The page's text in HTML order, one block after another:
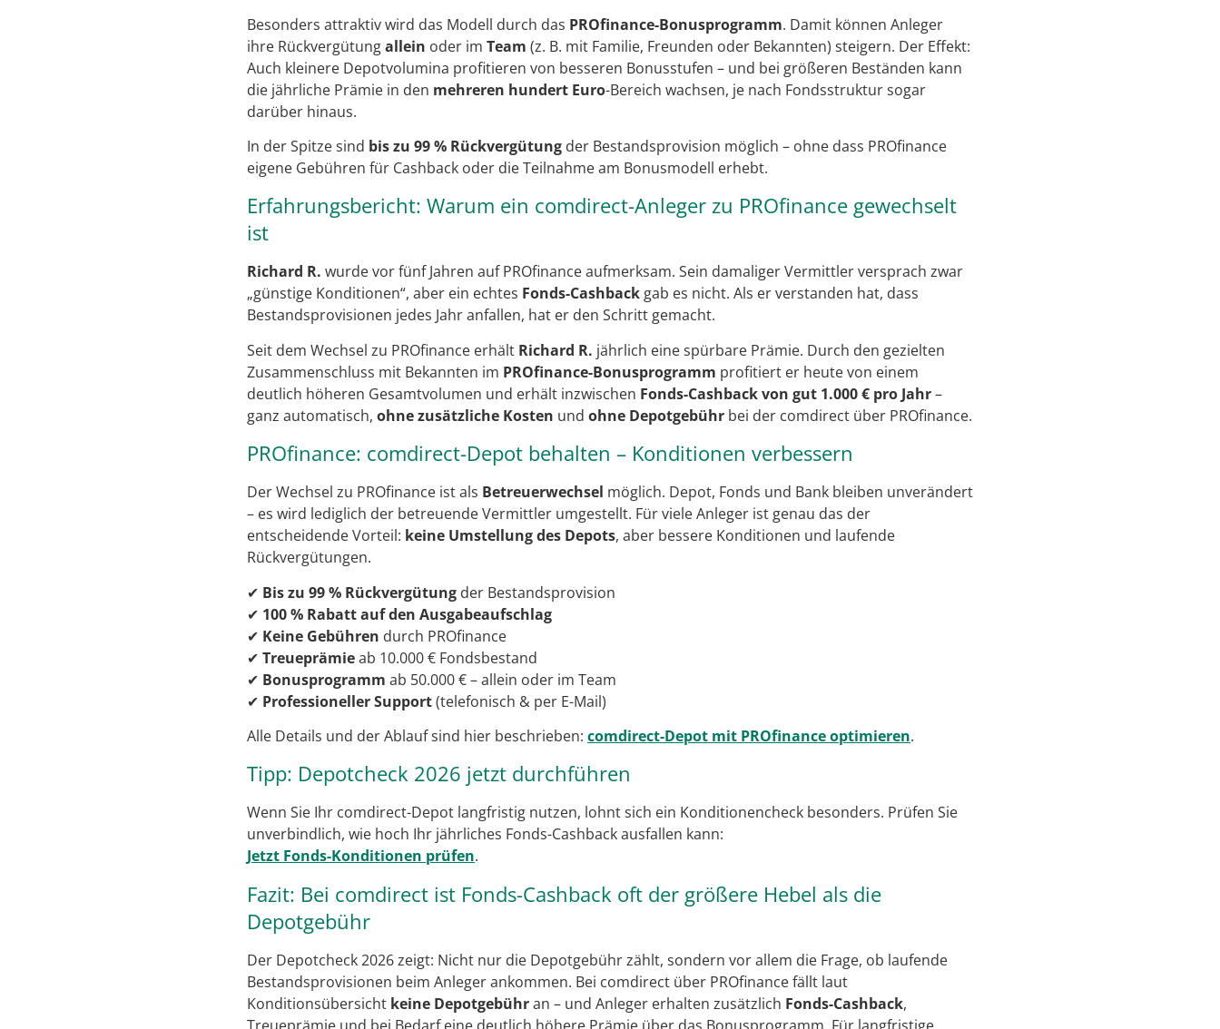
Besonders attraktiv wird das Modell durch das PROfinance-Bonusprogramm. Damit können Anleger
ihre Rückvergütungallein oder im Team (z. B. mit Familie, Freunden oder Bekannten) steigern. Der Effekt:
Auch kleinere Depotvolumina profitieren von besseren Bonusstufen – und bei größeren Beständen kann
die jährliche Prämie in den mehreren hundert Euro-Bereich wachsen, je nach Fondsstruktur sogar
darüber hinaus.
In der Spitze sind bis zu 99 % Rückvergütung der Bestandsprovision möglich – ohne dass PROfinance
eigene Gebühren für Cashback oder die Teilnahme am Bonusmodell erhebt.
Erfahrungsbericht: Warum ein comdirect-Anleger zu PROfinance gewechselt
ist
Richard R. wurde vor fünf Jahren auf PROfinance aufmerksam. Sein damaliger Vermittler versprach zwar
„günstige Konditionen“, aber ein echtes Fonds-Cashbackgab es nicht. Als er verstanden hat, dass
Bestandsprovisionen jedes Jahr anfallen, hat er den Schritt gemacht.
Seit dem Wechsel zu PROfinance erhält Richard R. jährlich eine spürbare Prämie. Durch den gezielten
Zusammenschluss mit Bekannten im PROfinance-Bonusprogramm profitiert er heute von einem
deutlich höheren Gesamtvolumen und erhält inzwischen Fonds-Cashback von gut 1.000 € pro Jahr–
ganz automatisch, ohne zusätzliche Kosten und ohne Depotgebühr bei der comdirect über PROfinance.
PROfinance: comdirect-Depot behalten – Konditionen verbessern
Der Wechsel zu PROfinance ist als Betreuerwechsel möglich. Depot, Fonds und Bank bleiben unverändert
– es wird lediglich der betreuende Vermittler umgestellt. Für viele Anleger ist genau das der
entscheidende Vorteil: keine Umstellung des Depots, aber bessere Konditionen und laufende
Rückvergütungen.
✔ Bis zu 99 % Rückvergütung der Bestandsprovision
✔ 100 % Rabatt auf den Ausgabeaufschlag
✔ Keine Gebühren durch PROfinance
✔ Treueprämieab 10.000 € Fondsbestand
✔ Bonusprogramm ab 50.000 € – allein oder im Team
✔ Professioneller Support(telefonisch & per E-Mail)
Alle Details und der Ablauf sind hier beschrieben: comdirect-Depot mit PROfinance optimieren.
Tipp: Depotcheck 2026 jetzt durchführen
Wenn Sie Ihr comdirect-Depot langfristig nutzen, lohnt sich ein Konditionencheck besonders. Prüfen Sie
unverbindlich, wie hoch Ihr jährliches Fonds-Cashback ausfallen kann:
Jetzt Fonds-Konditionen prüfen.
Fazit: Bei comdirect ist Fonds-Cashback oft der größere Hebel als die
Depotgebühr
Der Depotcheck 2026 zeigt: Nicht nur die Depotgebühr zählt, sondern vor allem die Frage, ob laufende
Bestandsprovisionen beim Anleger ankommen. Bei comdirect über PROfinance fällt laut
Konditionsübersicht keine Depotgebühran – und Anleger erhalten zusätzlich Fonds-Cashback,